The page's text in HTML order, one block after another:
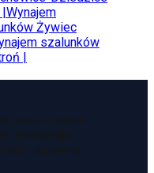
Wynajem
Żywiec
szalunków